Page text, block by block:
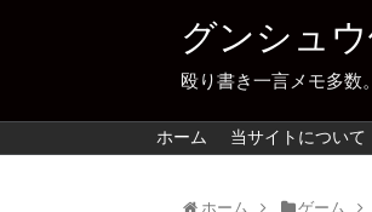
グンシュ
殴り書き一言メモ多数。
ホーム 当サイトについて
ホーム ゲーム